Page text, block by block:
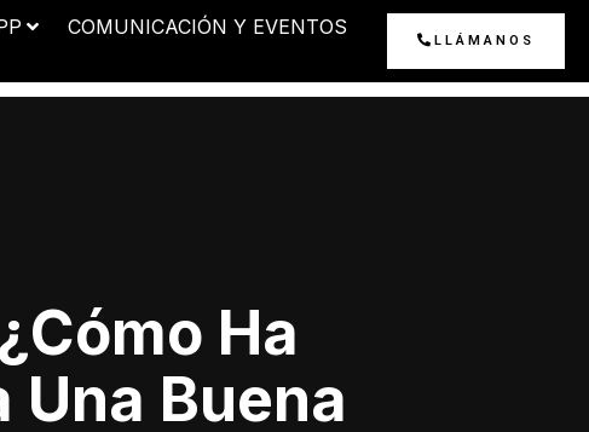
COMUNICACIÓN Y EVENTOS
LLÁMANOS
Ha
Una Buena